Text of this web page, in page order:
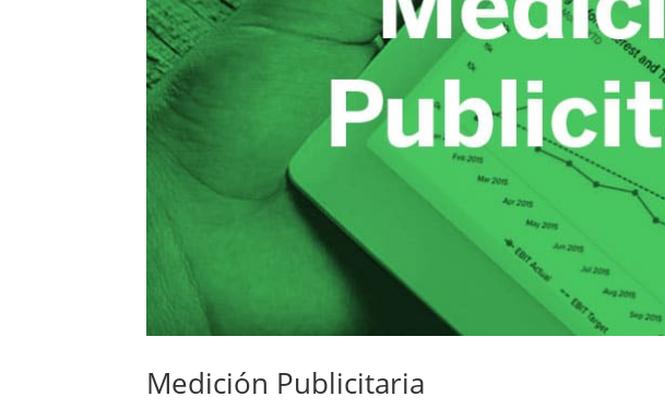
Medición Publicitaria